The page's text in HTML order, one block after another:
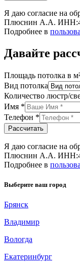
Я даю согласие на
Плюснин А.А.
Подробнее в
Давайте
Площадь потолка в
Вид потолка
Количество люстр/
Имя *
Телефон *
Рассчитать
Я даю согласие на
Плюснин А.А.
Подробнее в
Выберите ваш город
Брянск
Владимир
Вологда
Екатеринбург